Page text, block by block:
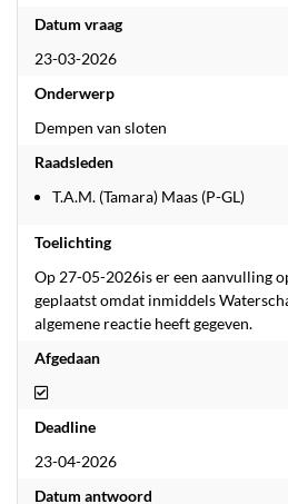
Datum vraag
23-03-2026
Onderwerp
Dempen van sloten
Raadsleden
T.A.M. (Tamara) Maas (P-GL)
Toelichting
Op 27-05-2026is er een aanvulling
geplaatst omdat inmiddels
algemene reactie heeft gegeven.
Afgedaan
Afgedaan
Deadline
23-04-2026
Datum antwoord